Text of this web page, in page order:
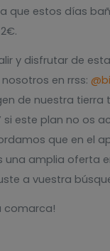
que estos días
y disfrutar de
en rrss:
de nuestra tierra
si este plan no os
que en el
una amplia oferta
a vuestra
comarca!